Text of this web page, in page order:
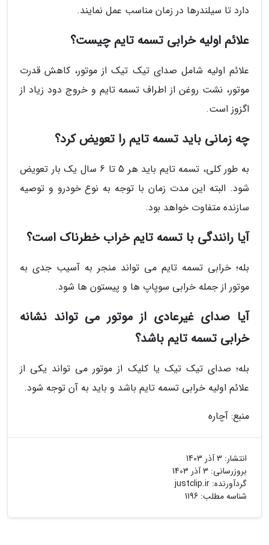
دارد تا سیلندرها در زمان مناسب عمل نمایند.
علائم اولیه خرابی تسمه تایم چیست؟
علائم اولیه شامل صدای تیک تیک از موتور، کاهش قدرت
موتور، نشت روغن از اطراف تسمه تایم و خروج دود زیاد از
اگزوز است.
چه زمانی باید تسمه تایم را تعویض کرد؟
به طور کلی، تسمه تایم باید هر 5 تا 6 سال یک بار تعویض
شود. البته این مدت زمان با توجه به نوع خودرو و توصیه
سازنده متفاوت خواهد بود.
آیا رانندگی با تسمه تایم خراب خطرناک است؟
بله؛ خرابی تسمه تایم می تواند منجر به آسیب جدی به
موتور از جمله خرابی سوپاپ ها و پیستون ها شود.
آیا صدای غیرعادی از موتور می تواند نشانه
خرابی تسمه تایم باشد؟
بله؛ صدای تیک تیک یا کلیک از موتور می تواند یکی از
علائم اولیه خرابی تسمه تایم باشد و باید به آن توجه شود.
منبع: آچاره
انتشار: 3 آذر 1403
بروزرسانی: 3 آذر 1403
گردآورنده: justclip.ir
شناسه مطلب: 1196